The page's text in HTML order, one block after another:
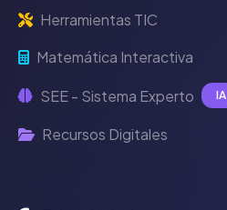
Herramientas TIC
Matemática Interactiva
SEE - Sistema Experto IA
Recursos Digitales